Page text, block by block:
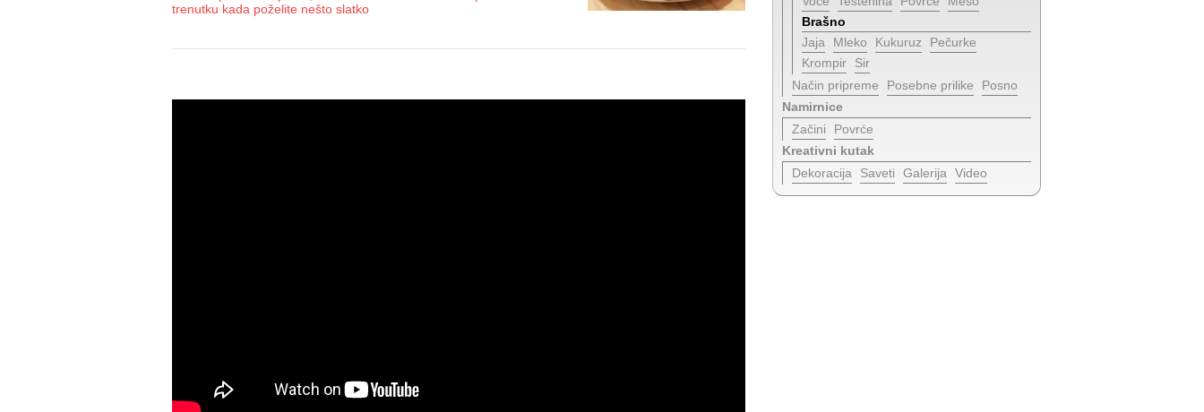
Brašno
Jaja
Mleko Kukuruz
Pečurke
Krompir
Sir
Način pripreme
Posebne prilike
Posno
Namirnice
Začini
Povrće
Kreativni kutak
Dekoracija
Saveti Galerija Video
trenutku kada poželite nešto slatko